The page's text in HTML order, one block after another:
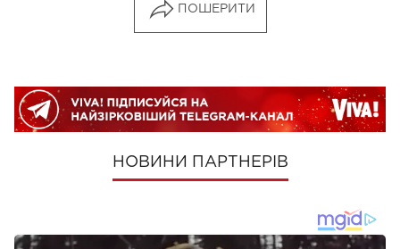
ПОШЕРИТИ
НОВИНИ ПАРТНЕРІВ